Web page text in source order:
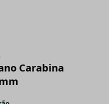
Carabina